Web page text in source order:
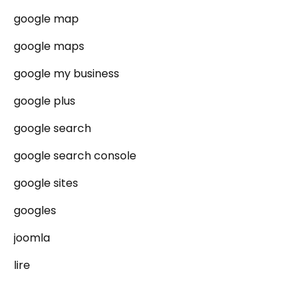
google map
google maps
google my business
google plus
google search
google search console
google sites
googles
joomla
lire